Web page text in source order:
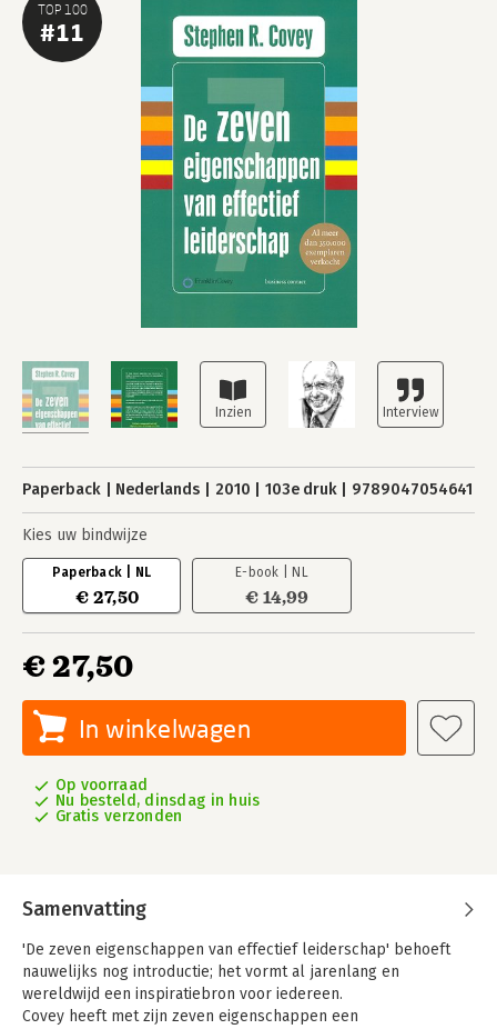
TOP 100
#11
Paperback Nederlands 2010 103e druk 9789047054641
Kies uw bindwijze
Paperback | NL
€ 27,50
E-book | NL
€ 14,99
€ 27,50
In winkelwagen
Op voorraad
Nu besteld, dinsdag in huis
Gratis verzonden
Samenvatting
'De zeven eigenschappen van effectief leiderschap' behoeft
nauwelijks nog introductie; het vormt al jarenlang en
wereldwijd een inspiratiebron voor iedereen.
Covey heeft met zijn zeven eigenschappen een